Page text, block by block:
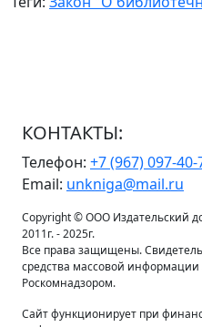
КОНТАКТЫ:
Телефон: +7 (967) 097-40-
Email: unkniga@mail.ru
Copyright © ООО Издательский
2011г. - 2025г.
Все права защищены.
средства массовой
Роскомнадзором.
Сайт функционирует при